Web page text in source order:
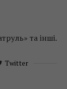
та інші.
Twitter